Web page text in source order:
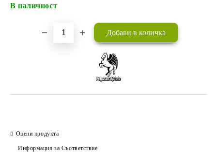
В наличност
Оцени продукта
Информация за Съответствие